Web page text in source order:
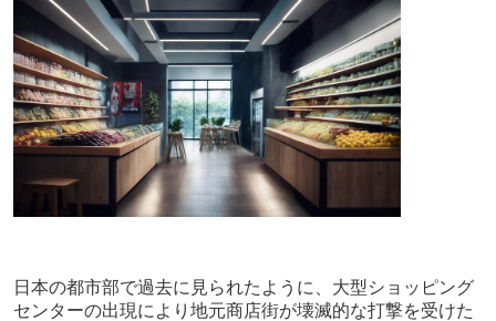
日本の都市部で過去に見られたように、大型ショッピング
センターの出現により地元商店街が壊滅的な打撃を受けた